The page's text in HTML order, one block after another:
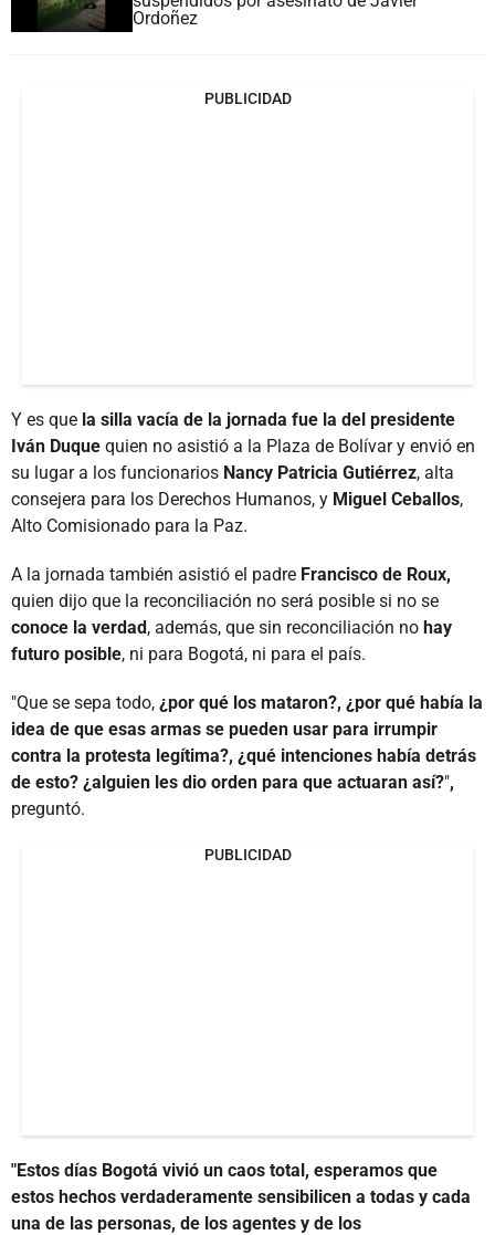
Ordoñez
PUBLICIDAD
Y es que la silla vacía de la jornada fue la del presidente
Iván Duque quien no asistió a la Plaza de Bolívar y envió en
su lugar a los funcionarios Nancy Patricia Gutiérrez, alta
consejera para los Derechos Humanos, y Miguel Ceballos,
Alto Comisionado para la Paz.
A la jornada también asistió el padre Francisco de Roux,
quien dijo que la reconciliación no será posible si no se
conoce la verdad, además, que sin reconciliación no hay
futuro posible, ni para Bogotá, ni para el país.
"Que se sepa todo, ¿por qué los mataron?, ¿por qué había la
idea de que esas armas se pueden usar para irrumpir
contra la protesta legítima?, ¿qué intenciones había detrás
de esto? ¿alguien les dio orden para que actuaran así?",
preguntó.
PUBLICIDAD
"Estos días Bogotá vivió un caos total, esperamos que
estos hechos verdaderamente sensibilicen a todas y cada
una de las personas, de los agentes y de los